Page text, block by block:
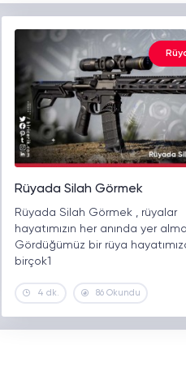
Rüyada Silah Görmek
Rüyada Silah Görmek , rüyalar
hayatımızın her anında yer
Gördüğümüz bir rüya
birçok1
4 dk. 86 Okundu